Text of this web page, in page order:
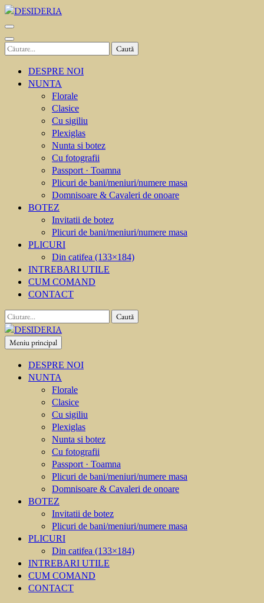
Sari
la
conținut
(apasă
Caută
DESPRE NOI
NUNTA
Florale
Clasice
Cu sigiliu
Plexiglas
Nunta si botez
Cu fotografii
Passport · Toamna
Plicuri de bani/meniuri/numere masa
Domnisoare & Cavaleri de onoare
BOTEZ
Invitatii de botez
Plicuri de bani/meniuri/numere masa
PLICURI
Din catifea (133×184)
INTREBARI UTILE
CUM COMAND
CONTACT
Caută
după:
DESIDERIA
Creator de invitati
Meniu principal
DESPRE NOI
NUNTA
Florale
Clasice
Cu sigiliu
Plexiglas
Nunta si botez
Cu fotografii
Passport · Toamna
Plicuri de bani/meniuri/numere masa
Domnisoare & Cavaleri de onoare
BOTEZ
Invitatii de botez
Plicuri de bani/meniuri/numere masa
PLICURI
Din catifea (133×184)
INTREBARI UTILE
CUM COMAND
CONTACT